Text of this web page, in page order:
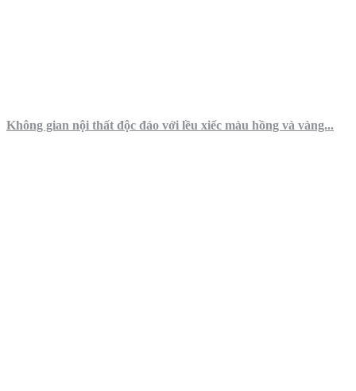
Không gian nội thất độc đáo với lều xiếc màu hồng và vàng...